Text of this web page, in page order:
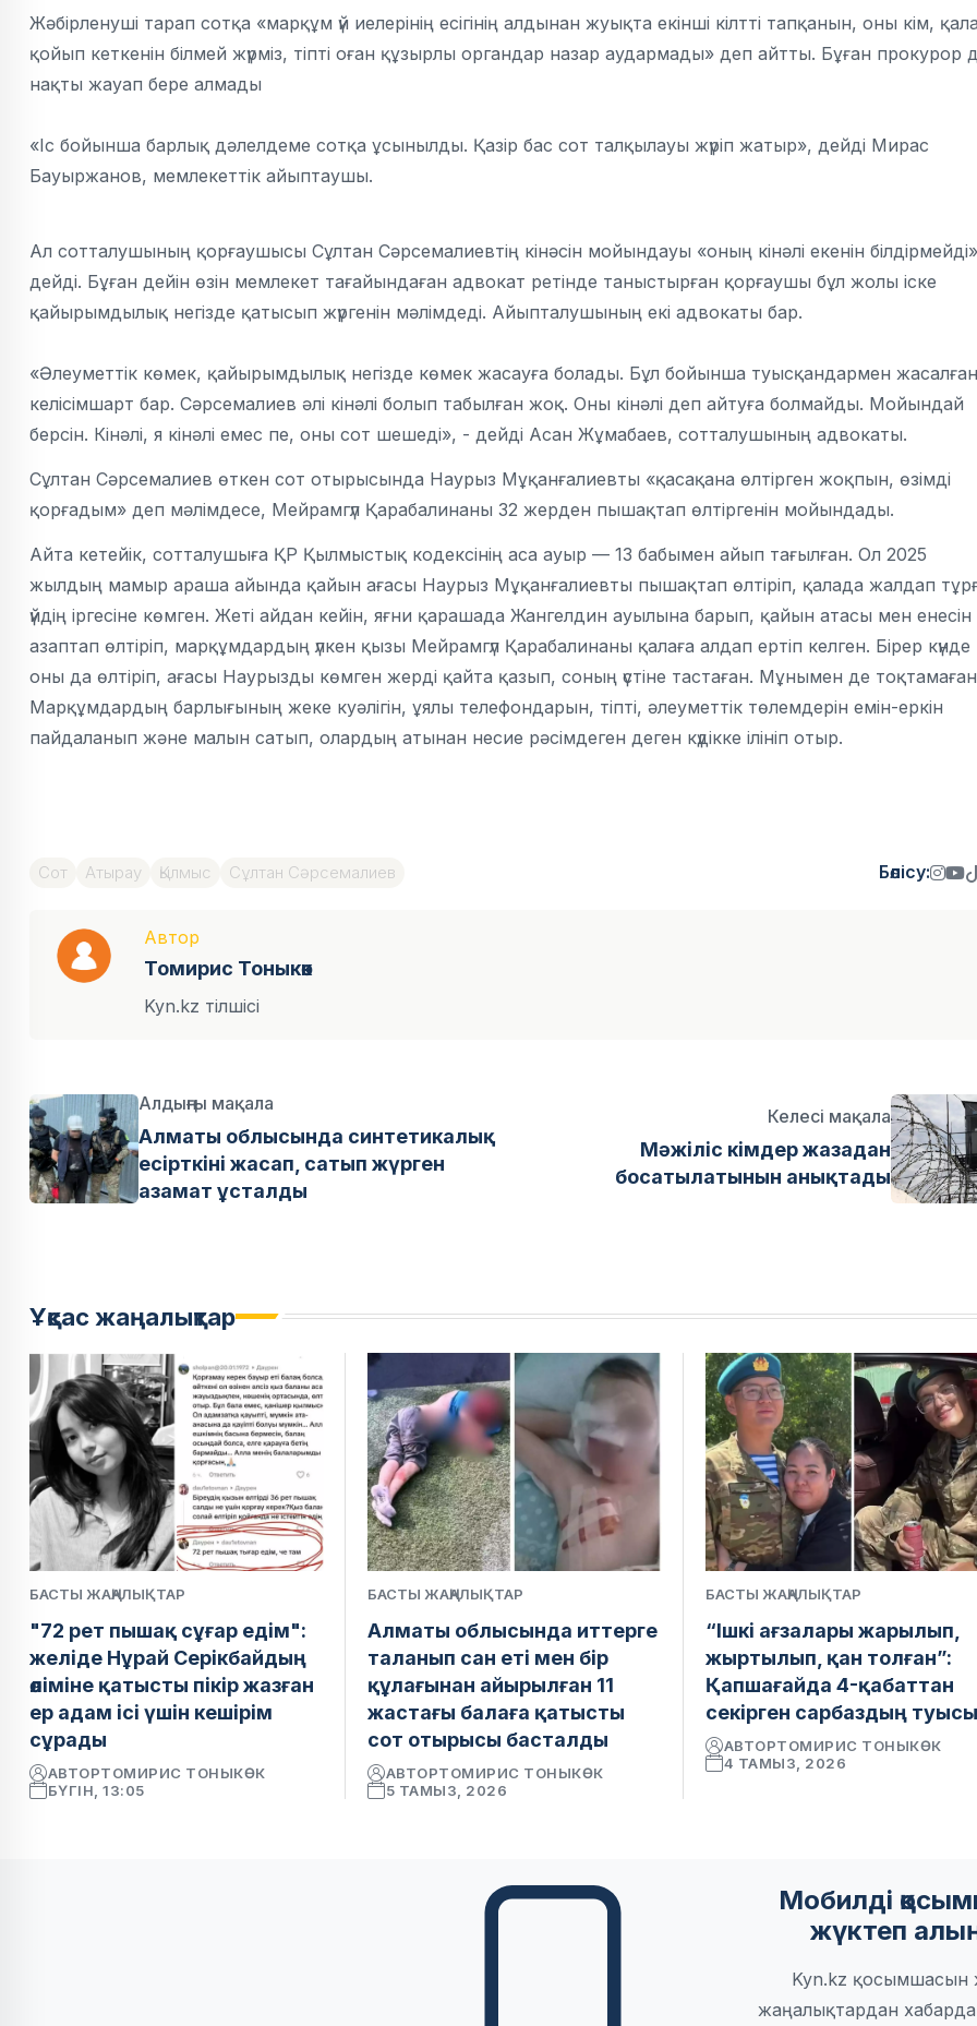
Жәбірленуші тарап сотқа «марқұм үй иелерінің есігінің алдынан жуықта екінші кілтті тапқанын, оны кім,
қойып кеткенін білмей жүрміз, тіпті оған құзырлы органдар назар аудармады» деп айтты. Бұған прокурор
нақты жауап бере алмады
«Іс бойынша барлық дәлелдеме сотқа ұсынылды. Қазір бас сот талқылауы жүріп жатыр», дейді Мирас
Бауыржанов, мемлекеттік айыптаушы.
Ал сотталушының қорғаушысы Сұлтан Сәрсемалиевтің кінәсін мойындауы «оның кінәлі екенін білдірмейді»
дейді. Бұған дейін өзін мемлекет тағайындаған адвокат ретінде таныстырған қорғаушы бұл жолы іске
қайырымдылық негізде қатысып жүргенін мәлімдеді. Айыпталушының екі адвокаты бар.
«Әлеуметтік көмек, қайырымдылық негізде көмек жасауға болады. Бұл бойынша туысқандармен жасалған
келісімшарт бар. Сәрсемалиев әлі кінәлі болып табылған жоқ. Оны кінәлі деп айтуға болмайды. Мойындай
берсін. Кінәлі, я кінәлі емес пе, оны сот шешеді», - дейді Асан Жұмабаев, сотталушының адвокаты.
Сұлтан Сәрсемалиев өткен сот отырысында Наурыз Мұқанғалиевты «қасақана өлтірген жоқпын, өзімді
қорғадым» деп мәлімдесе, Мейрамгүл Қарабалинаны 32 жерден пышақтап өлтіргенін мойындады.
Айта кетейік, сотталушыға ҚР Қылмыстық кодексінің аса ауыр — 13 бабымен айып тағылған. Ол 2025
жылдың мамыр араша айында қайын ағасы Наурыз Мұқанғалиевты пышақтап өлтіріп, қалада жалдап
үйдің іргесіне көмген. Жеті айдан кейін, яғни қарашада Жангелдин ауылына барып, қайын атасы мен енесін
азаптап өлтіріп, марқұмдардың үлкен қызы Мейрамгүл Қарабалинаны қалаға алдап ертіп келген. Бірер күнде
оны да өлтіріп, ағасы Наурызды көмген жерді қайта қазып, соның үстіне тастаған. Мұнымен де
Марқұмдардың барлығының жеке куәлігін, ұялы телефондарын, тіпті, әлеуметтік төлемдерін емін-еркін
пайдаланып және малын сатып, олардың атынан несие рәсімдеген деген күдікке ілініп отыр.
Сот Атырау Қылмыс Сұлтан Сәрсемалиев Бөлісу:
Автор
Томирис Тоныкөк
Kyn.kz тілшісі
Алдыңғы мақала
Алматы облысында синтетикалық
есірткіні жасап, сатып жүрген
азамат ұсталды
Келесі мақала
Мәжіліс кімдер жазадан
босатылатынын анықтады
Ұқсас жаңалықтар
БАСТЫ ЖАҢАЛЫҚТАР
"72 рет пышақ сұғар едім":
желіде Нұрай Серікбайдың
өліміне қатысты пікір жазған
ер адам ісі үшін кешірім
сұрады
АВТОРТОМИРИС ТОНЫКӨК
БҮГІН, 13:05
БАСТЫ ЖАҢАЛЫҚТАР
Алматы облысында иттерге
таланып сан еті мен бір
құлағынан айырылған 11
жастағы балаға қатысты
сот отырысы басталды
АВТОРТОМИРИС ТОНЫКӨК
5 ТАМЫЗ, 2026
БАСТЫ ЖАҢАЛЫҚТАР
“Ішкі ағзалары жарылып,
жыртылып, қан толған”:
Қапшағайда 4-қабаттан
секірген сарбаздың
АВТОРТОМИРИС ТОНЫКӨК
4 ТАМЫЗ, 2026
Мобилді
жүктеп
Kyn.kz қосымшасын
жаңалықтардан